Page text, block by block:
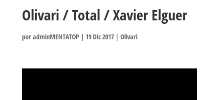
Olivari / Total / Xavier Elguer
poradminMENTATOP| 19 Dic 2017| Olivari